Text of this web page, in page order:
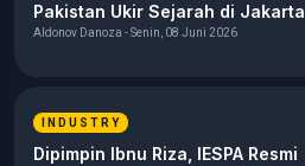
Pakistan Ukir Sejarah di Jakarta
Aldonov Danoza - Senin, 08 Juni 2026
INDUSTRY
Dipimpin Ibnu Riza, IESPA Resmi